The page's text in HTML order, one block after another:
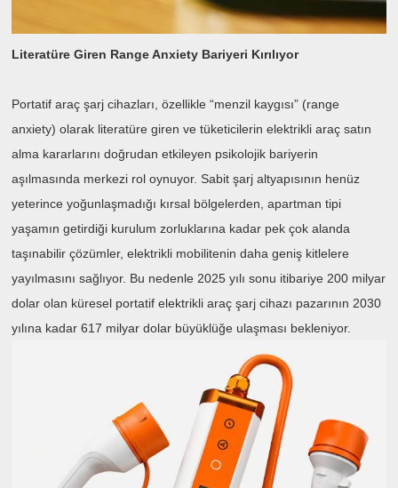
Literatüre Giren Range Anxiety Bariyeri Kırılıyor
Portatif araç şarj cihazları, özellikle “menzil kaygısı” (range
anxiety) olarak literatüre giren ve tüketicilerin elektrikli araç satın
alma kararlarını doğrudan etkileyen psikolojik bariyerin
aşılmasında merkezi rol oynuyor. Sabit şarj altyapısının henüz
yeterince yoğunlaşmadığı kırsal bölgelerden, apartman tipi
yaşamın getirdiği kurulum zorluklarına kadar pek çok alanda
taşınabilir çözümler, elektrikli mobilitenin daha geniş kitlelere
yayılmasını sağlıyor. Bu nedenle 2025 yılı sonu itibariye 200 milyar
dolar olan küresel portatif elektrikli araç şarj cihazı pazarının 2030
yılına kadar 617 milyar dolar büyüklüğe ulaşması bekleniyor.